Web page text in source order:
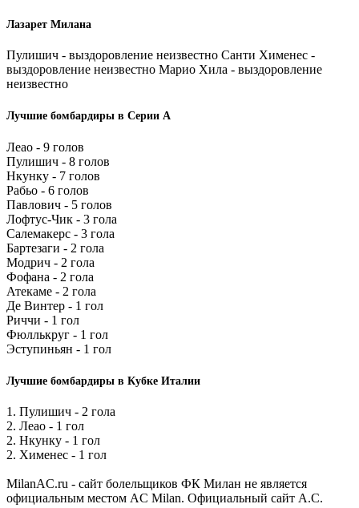
Лазарет Милана
Пулишич - выздоровление неизвестно Санти Хименес -
выздоровление неизвестно Марио Хила - выздоровление
неизвестно
Лучшие бомбардиры в Серии А
Леао - 9 голов
Пулишич - 8 голов
Нкунку - 7 голов
Рабьо - 6 голов
Павлович - 5 голов
Лофтус-Чик - 3 гола
Салемакерс - 3 гола
Бартезаги - 2 гола
Модрич - 2 гола
Фофана - 2 гола
Атекаме - 2 гола
Де Винтер - 1 гол
Риччи - 1 гол
Фюллькруг - 1 гол
Эступиньян - 1 гол
Лучшие бомбардиры в Кубке Италии
1. Пулишич - 2 гола
2. Леао - 1 гол
2. Нкунку - 1 гол
2. Хименес - 1 гол
MilanAC.ru - сайт болельщиков ФК Милан не является
официальным местом AC Milan. Официальный сайт A.C.